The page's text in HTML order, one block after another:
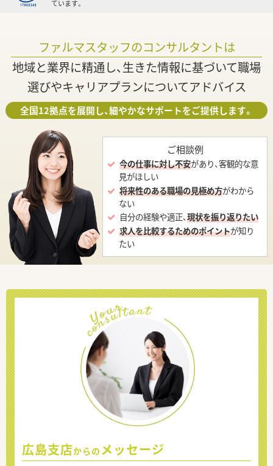
ています。
ファルマスタッフのコンサルタントは
地域と業界に精通し、生きた情報に基づいて職場
選びやキャリアプランについてアドバイス
全国12拠点を展開し、細やかなサポートをご提供します。
ご相談例
今の仕事に対し不安があり、客観的な意
見がほしい
将来性のある職場の見極め方がわから
ない
自分の経験や適正、現状を振り返りたい
求人を比較するためのポイントが知り
たい
広島支店からの メッセージ